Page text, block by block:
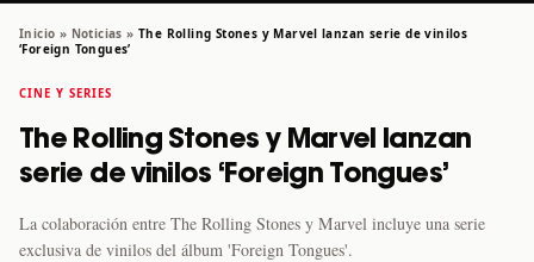
Inicio » Noticias » The Rolling Stones y Marvel lanzan serie de vinilos
‘Foreign Tongues’
CINE Y SERIES
The Rolling Stones y Marvel lanzan
serie de vinilos ‘Foreign Tongues’
La colaboración entre The Rolling Stones y Marvel incluye una serie
exclusiva de vinilos del álbum 'Foreign Tongues'.